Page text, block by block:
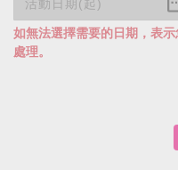
如無法選擇需要的日期，表
處理。